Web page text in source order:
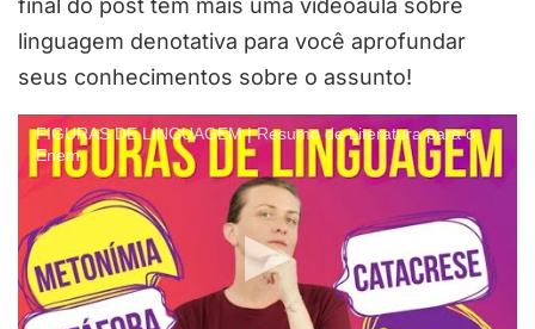
final do post tem mais uma videoaula sobre
linguagem denotativa para você aprofundar
seus conhecimentos sobre o assunto!
FIGURAS DE LINGUAGEM | Resumo de Literatura para o
Enem